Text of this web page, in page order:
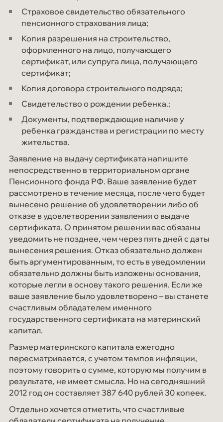
Страховое свидетельство обязательного
пенсионного страхования лица;
Копия разрешения на строительство,
оформленного на лицо, получающего
сертификат, или супруга лица, получающего
сертификат;
Копия договора строительного подряда;
Свидетельство о рождении ребенка.;
Документы, подтверждающие наличие у
ребенка гражданства и регистрации по месту
жительства.
Заявление на выдачу сертификата напишите
непосредственно в территориальном органе
Пенсионного фонда РФ. Ваше заявление будет
рассмотрено в течение месяца, после чего будет
вынесено решение об удовлетворении либо об
отказе в удовлетворении заявления о выдаче
сертификата. О принятом решении вас обязаны
уведомить не позднее, чем через пять дней с даты
вынесения решения. Отказ обязательно должен
быть аргументированным, то есть в уведомлении
обязательно должны быть изложены основания,
которые легли в основу такого решения. Если же
ваше заявление было удовлетворено – вы станете
счастливым обладателем именного
государственного сертификата на материнский
капитал.
Размер материнского капитала ежегодно
пересматривается, с учетом темпов инфляции,
поэтому говорить о сумме, которую мы получим в
результате, не имеет смысла. Но на сегодняшний
2012 год он составляет 387 640 рублей 30 копеек.
Отдельно хочется отметить, что счастливые